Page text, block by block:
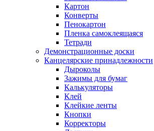
Картон
Конверты
Пенокартон
Пленка самоклеящаяся
Тетради
Демонстрационные доски
Канцелярские принадлежности
Дыроколы
Зажимы для бумаг
Калькуляторы
Клей
Клейкие ленты
Кнопки
Корректоры